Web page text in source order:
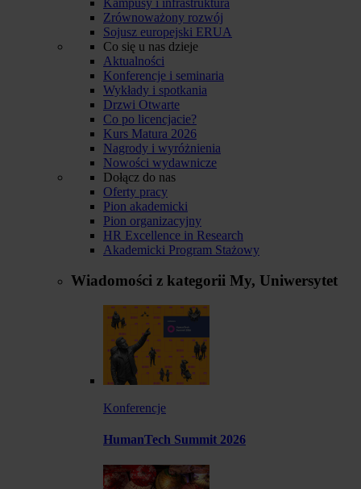
Zrównoważony rozwój
Sojusz europejski ERUA
Co się u nas dzieje
Aktualności
Konferencje i seminaria
Wykłady i spotkania
Drzwi Otwarte
Co po licencjacie?
Kurs Matura 2026
Nagrody i wyróżnienia
Nowości wydawnicze
Dołącz do nas
Oferty pracy
Pion akademicki
Pion organizacyjny
HR Excellence in Research
Akademicki Program Stażowy
Wiadomości z kategorii My, Uniwersytet
Konferencje
HumanTech Summit 2026